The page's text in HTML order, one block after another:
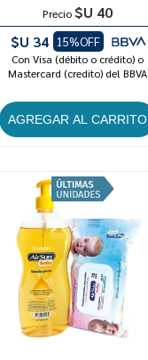
Precio $U 40
$U 34 15%OFF
Con Visa (débito o crédito) o
Mastercard (credito) del BBVA